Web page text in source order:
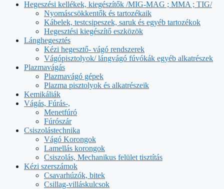
Hegeszési kellékek, kiegészítők /MIG-MAG ; MMA ; TIG/
Nyomáscsökkentők és tartozékaik
Kábelek, testcsipeszek, saruk és egyéb tartozékok
Hegesztési kiegészítő eszközök
Lánghegesztés
Kézi hegesztő- vágó rendszerek
Vágópisztolyok/ lángvágó fúvókák egyéb alkatrészek
Plazmavágás
Plazmavágó gépek
Plazma pisztolyok és alkatrészeik
Kemikáliák
Vágás, Fúrás-,
Menetfúró
Fúrószár
Csiszolástechnika
Vágó Korongok
Lamellás korongok
Csiszolás, Mechanikus felület tisztítás
Kézi szerszámok
Csavarhúzók, bitek
Csillag-villáskulcsok